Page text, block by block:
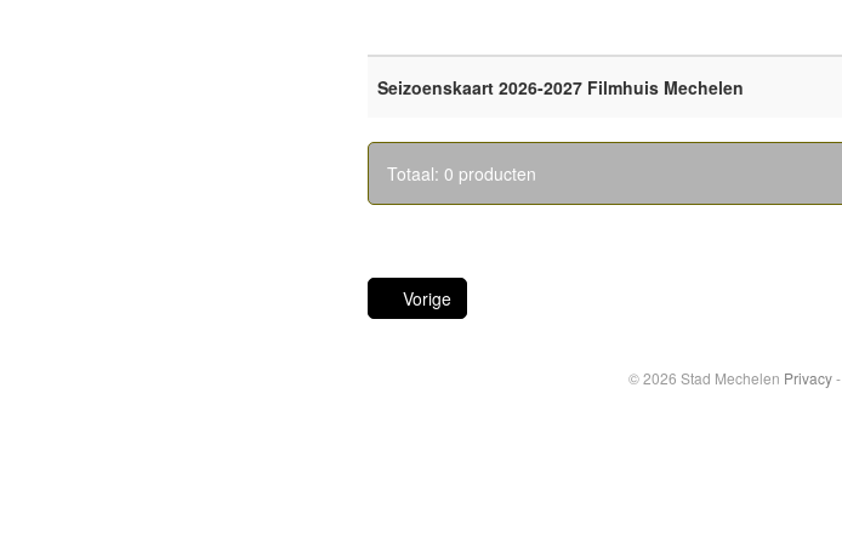
Seizoenskaart 2026-2027 Filmhuis Mechelen
Totaal: 0 producten
Vorige
© 2026 Stad Mechelen Privacy-